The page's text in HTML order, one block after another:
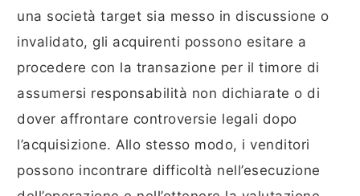
una società target sia messo in discussione o
invalidato, gli acquirenti possono esitare a
procedere con la transazione per il timore di
assumersi responsabilità non dichiarate o di
dover affrontare controversie legali dopo
l’acquisizione. Allo stesso modo, i venditori
possono incontrare difficoltà nell’esecuzione